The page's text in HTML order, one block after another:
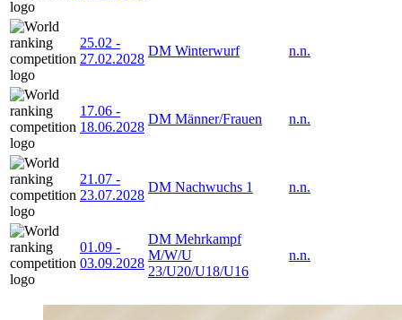
25.02 -
27.02.2028
DM Winterwurf n.n.
17.06 -
18.06.2028
DM Männer/Frauen n.n.
21.07 -
23.07.2028
DM Nachwuchs 1 n.n.
01.09 -
03.09.2028
DM Mehrkampf
M/W/U
23/U20/U18/U16
n.n.